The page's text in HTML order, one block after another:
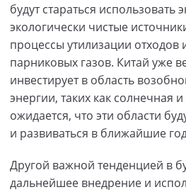
будут стараться использовать
экологически чистые
процессы утилизации
парниковых газов. Китай уже
инвестирует в область
энергии, таких как солнечная
ожидается, что эти области
и развиваться в ближайшие
Другой важной тенденцией в
дальнейшее внедрение и